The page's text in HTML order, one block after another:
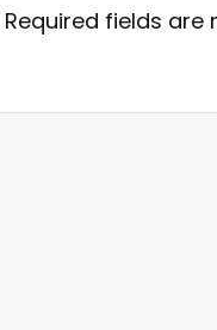
Required fields are